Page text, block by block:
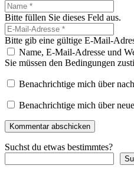
Bitte füllen Sie dieses Feld aus.
Bitte gib eine gültige E-Mail-
Name, E-Mail-Adresse und
Sie müssen den Bedingungen
Benachrichtige mich über
Benachrichtige mich über
Kommentar abschicken
Suchst du etwas bestimmtes?